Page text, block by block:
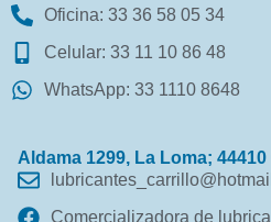
Oficina: 33 36 58 05 34
Celular: 33 11 10 86 48
WhatsApp: 33 1110 8648
Aldama 1299, La Loma;
Comercializadora de